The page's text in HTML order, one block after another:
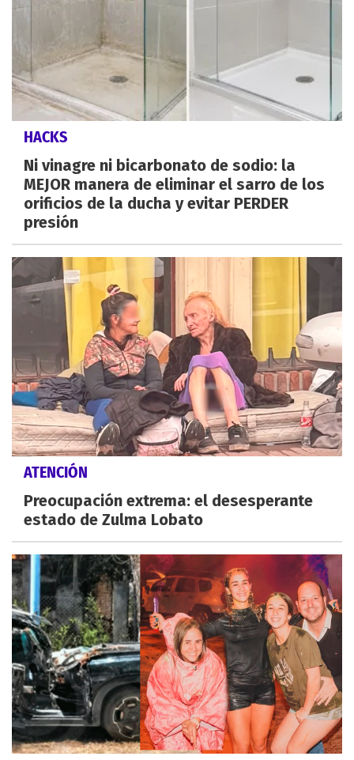
HACKS
Ni vinagre ni bicarbonato de sodio: la
MEJOR manera de eliminar el sarro de los
orificios de la ducha y evitar PERDER
presión
ATENCIÓN
Preocupación extrema: el desesperante
estado de Zulma Lobato